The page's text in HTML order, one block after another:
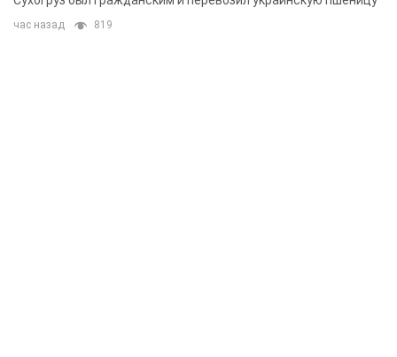
час назад 819